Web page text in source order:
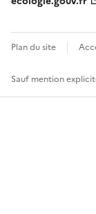
Plan du site
Sauf mention